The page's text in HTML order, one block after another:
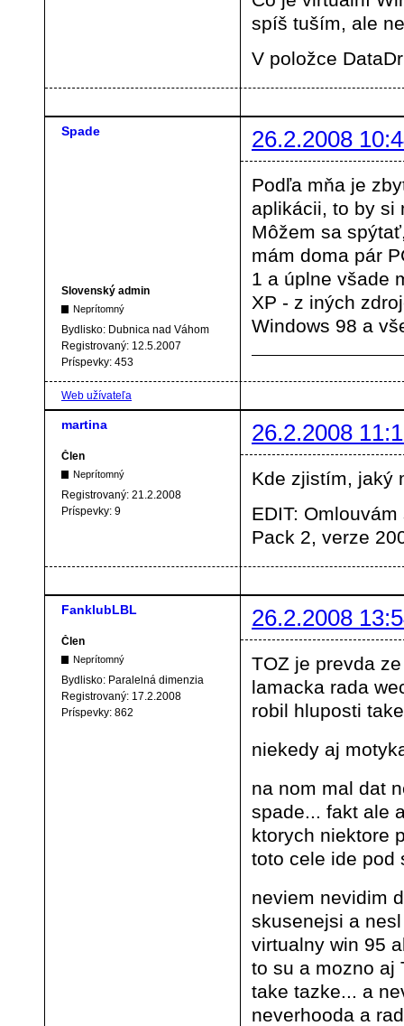
spíš tuším, ale
V položce
Spade 26.2.2008
Slovenský admin
Neprítomný
Bydlisko: Dubnica nad Váhom
Registrovaný: 12.5.2007
Príspevky: 453
Podľa mňa je
aplikácii, to by si
Môžem sa
mám doma pár
1 a úplne všade
XP - z iných
Windows 98 a
Web užívateľa
martina 26.2.2008
Člen
Neprítomný
Registrovaný: 21.2.2008
Príspevky: 9
Kde zjistím, jaký
EDIT:
Pack 2, verze
FanklubLBL 26.2.2008
Člen
Neprítomný
Bydlisko: Paralelná dimenzia
Registrovaný: 17.2.2008
Príspevky: 862
TOZ je prevda
lamacka rada
robil hluposti
niekedy aj
na nom mal dat
spade... fakt ale
ktorych niektore
toto cele ide
neviem nevidim
skusenejsi a
virtualny win 95
to su a mozno aj
take tazke... a
neverhooda a